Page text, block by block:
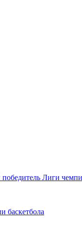
Лиги
баскетбола